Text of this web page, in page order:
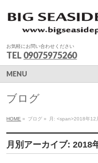
お気軽にお問い合わせください
TEL 09075975260
MENU
ブログ
HOME » ブログ » 月: <span>2018年12
月別アーカイブ: 2018